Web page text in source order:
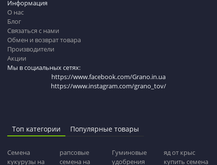
Информация
О нас
Блог
Связаться с нами
Обмен и возврат товара
Производители
Акции
Мы в социальных сетях:
https://www.facebook.com/Grano.in.ua
https://www.instagram.com/grano_tov/
Топ категории Популярные товары
Семена
кукурузы на
рапсовые
семена на
Гуминовые
удобрения
яд от крыс
купить семена